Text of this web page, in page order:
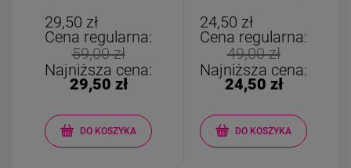
miki czarna
29,50 zł
Cena regularna:
59,00 zł
Najniższa cena:
29,50 zł
DO KOSZYKA
24,50 zł
Cena regularna:
49,00 zł
Najniższa cena:
24,50 zł
DO KOSZYKA